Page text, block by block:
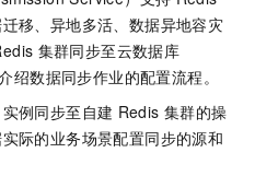
移、异地多活、数据异地容灾
集群同步至云数据库
绍数据同步作业的配置流程。
实例同步至自建 Redis 集群的操
际的业务场景配置同步的源和